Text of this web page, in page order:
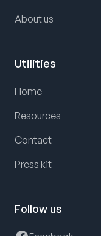
About us
Utilities
Home
Resources
Contact
Press kit
Follow us